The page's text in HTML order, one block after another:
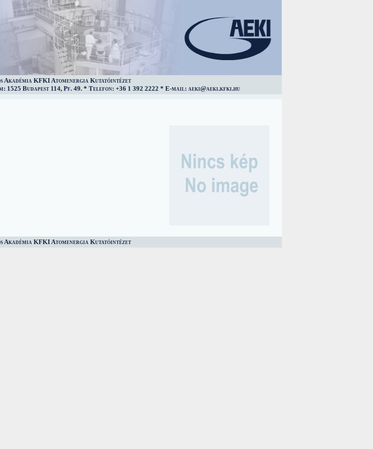
Akadémia KFKI Atomenergia Kutatóintézet
1525 Budapest 114, Pf. 49. * Telefon: +36 1 392 2222 * E-mail: aeki@aeki.kfki.hu
Akadémia KFKI Atomenergia Kutatóintézet